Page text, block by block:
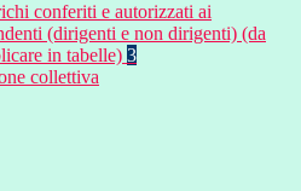
conferiti e autorizzati ai
(dirigenti e non dirigenti) (da
in tabelle) 3
collettiva